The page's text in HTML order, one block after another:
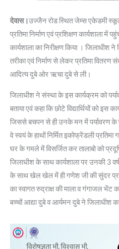
देवास।उज्जैन रोड स्थित जेम्स एकेडमी
प्रतिमा निर्माण एवं प्रशिक्षण कार्यशाला
कार्यशाला का निरीक्षण किया । जिलाधीश
तरीका एवं निर्माण से लेकर प्रतिमा वितरण
आदित्य दुबे ओर ऋचा दुबे से ली।
जिलाधीश ने संस्था के इस कार्यक्रम को
बताया एवं कहा कि छोटे विद्यार्थियों को इस
जिससे बचपन से ही उनके मन में पर्यावरण के
वे स्वयं के हाथों निर्मित इकोफ्रेंडली
घर के गमले में विसर्जित कर तालाबो को
जिलाधीश के साथ कार्यशाला पर उनकी 3
के साथ खेल खेल में ही गणेश जी की सुंदर
का स्वागत रुद्राक्ष की माला व गंगाजल भेंट
बच्चों आद्या दुबे व आर्यमन दुबे ने जिलाधीश